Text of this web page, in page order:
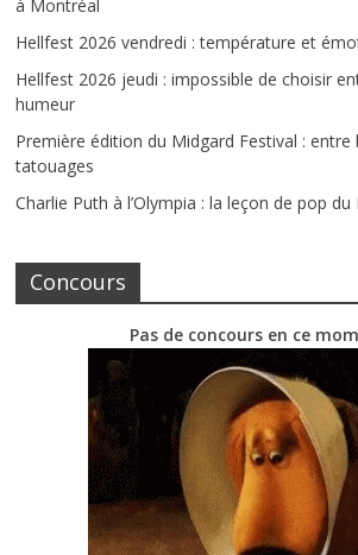
à Montréal
Hellfest 2026 vendredi : température et
Hellfest 2026 jeudi : impossible de choisir
humeur
Première édition du Midgard Festival :
tatouages
Charlie Puth à l’Olympia : la leçon de pop
Concours
Pas de concours en ce